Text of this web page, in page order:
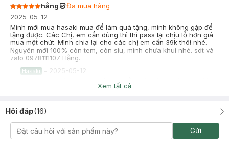
hằng
Đã mua hàng
2025-05-12
Mình mới mua hasaki mua để làm quà tặng, mình không gặp để
tặng được. Các Chị, em cần dùng thì thì pass lại chịu lỗ hơn giá
mua một chút. Mình chia lại cho các chị em cần 39k thôi nhé.
Nguyên mới 100% còn tem, còn siu, mình chưa khui nhé. sdt và
zalo 0978111107 Hằng.
Hasaki
2025-05-12
Hasaki xin chào! Hasaki cảm ơn hằng đã dành thời gian đánh
giá. Sự hài lòng của khách hàng là động lực to lớn để Hasaki
Xem tất cả
Hỏi đáp(16)
Gửi